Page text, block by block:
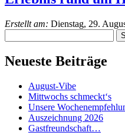
Erstellt am: Dienstag, 29.
Neueste Beiträge
August-Vibe
Mittwochs schmeckt‘s
Unsere
Auszeichnung 2026
Gastfreundschaft…